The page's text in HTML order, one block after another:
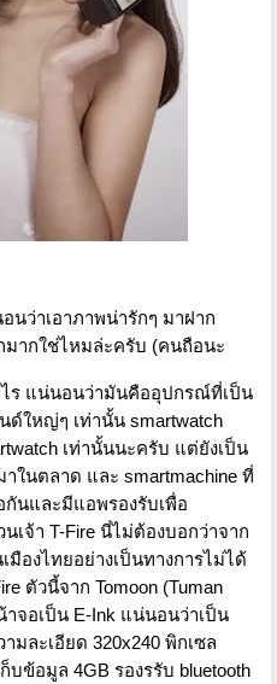
ว่าเอาภาพน่ารักๆ มาฝาก
มากใช่ไหมล่ะครับ (คนถือนะ
ร แน่นอนว่ามันคืออุปกรณ์ที่เป็น
ใหญ่ๆ เท่านั้น smartwatch
เท่านั้นนะครับ แต่ยังเป็น
ในตลาด และ smartmachine ที่
นและมีแอพรองรับเพื่อ
เจ้า T-Fire นี่ไม่ต้องบอกว่าจาก
องไทยอย่างเป็นทางการไม่ได้
ตัวนี้จาก Tomoon (Tuman
าจอเป็น E-Ink แน่นอนว่าเป็น
มละเอียด 320x240 พิกเซล
บข้อมูล 4GB รองรรับ bluetooth